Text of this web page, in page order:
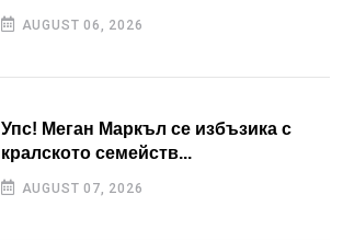
AUGUST 06, 2026
Упс! Меган Маркъл се избъзика с
кралското семейств...
AUGUST 07, 2026